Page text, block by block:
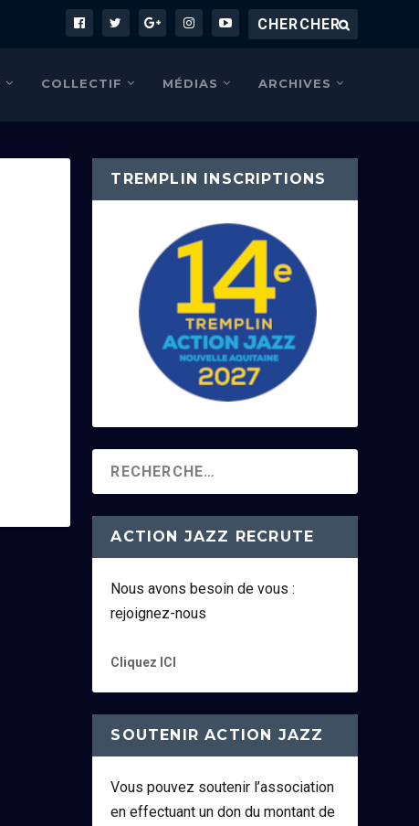
COLLECTIF MÉDIAS ARCHIVES
TREMPLIN INSCRIPTIONS
ACTION JAZZ RECRUTE
Nous avons besoin de vous :
rejoignez-nous
Cliquez ICI
SOUTENIR ACTION JAZZ
Vous pouvez soutenir l’association
en effectuant un don du montant de